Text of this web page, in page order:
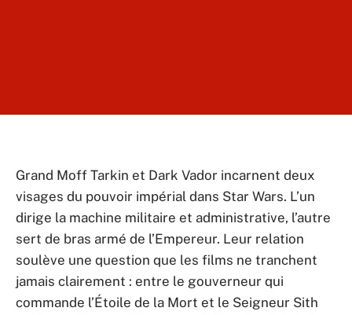
Grand Moff Tarkin et Dark Vador incarnent deux
visages du pouvoir impérial dans Star Wars. L’un
dirige la machine militaire et administrative, l’autre
sert de bras armé de l’Empereur. Leur relation
soulève une question que les films ne tranchent
jamais clairement : entre le gouverneur qui
commande l’Étoile de la Mort et le Seigneur Sith